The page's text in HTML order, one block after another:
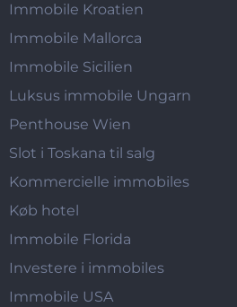
Immobile Kroatien
Immobile Mallorca
Immobile Sicilien
Luksus immobile Ungarn
Penthouse Wien
Slot i Toskana til salg
Kommercielle immobiles
Køb hotel
Immobile Florida
Investere i immobiles
Immobile USA